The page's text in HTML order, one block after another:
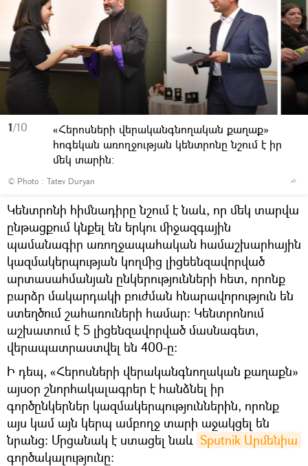
1/10
© Photo : Tatev Duryan
«Հերոսների վերականգնողական քաղաք»
հոգեկան առողջության կենտրոնը նշում է իր
մեկ տարին։
Կենտրոնի հիմնադիրը նշում է նաև, որ մեկ տարվա
ընթացքում կնքել են երկու միջազգային
պամանագիր առողջապահական համաշխարհային
կազմակերպության կողմից լիցեենզավորված
արտասահմանյան ընկերությունների հետ, որոնք
բարձր մակարդակի բուժման հնարավորություն են
ստեղծում շահառուների համար։ Կենտրոնում
աշխատում է 5 լիցենզավորված մասնագետ,
վերապատրաստվել են 400-ը։
Ի դեպ, «Հերոսների վերականգնողական քաղաքն»
այսօր շնորհակալագրեր է հանձնել իր
գործընկերներ կազմակերպություններին, որոնք
այս կամ այն կերպ ամբողջ տարի աջակցել են
նրանց։ Մրցանակ է ստացել նաև Sputnik Արմենիա
գործակալությունը։